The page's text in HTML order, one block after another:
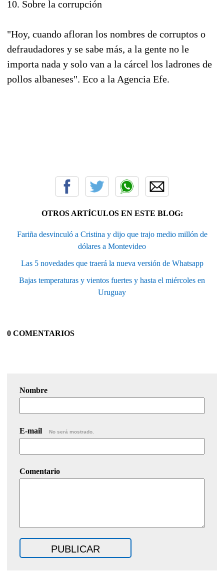
10. Sobre la corrupción
"Hoy, cuando afloran los nombres de corruptos o
defraudadores y se sabe más, a la gente no le
importa nada y solo van a la cárcel los ladrones de
pollos albaneses". Eco a la Agencia Efe.
OTROS ARTÍCULOS EN ESTE BLOG:
Fariña desvinculó a Cristina y dijo que trajo medio millón de
dólares a Montevideo
Las 5 novedades que traerá la nueva versión de Whatsapp
Bajas temperaturas y vientos fuertes y hasta el miércoles en
Uruguay
0 COMENTARIOS
Nombre
E-mail No será mostrado.
Comentario